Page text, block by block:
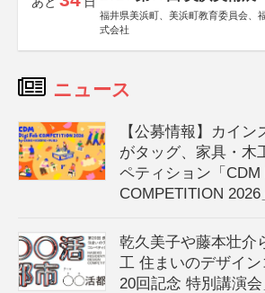
福井県美浜町、美浜町教育委員会、
式会社
ニュース
【公募情報】カイ
がタッグ、家具・木
ペティション「CDM
COMPETITION
乾久美子や藤本壮介
工 住まいのデザイ
20回記念 特別講演